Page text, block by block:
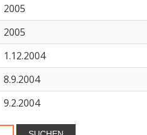
2005
2005
1.12.2004
8.9.2004
9.2.2004